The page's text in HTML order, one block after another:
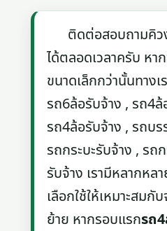
ติดต่อสอบถามคิว
ได้ตลอดเวลาครับ หา
ขนาดเล็กกว่านั้นทางเ
รถ6ล้อรับจ้าง , รถ4
รถ4ล้อรับจ้าง , รถบ
รถกระบะรับจ้าง , รถ
รับจ้าง เรามีหลากหล
เลือกใช้ให้เหมาะสม
ย้าย หากรอบแรกรถ